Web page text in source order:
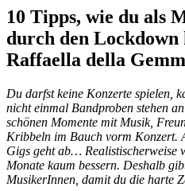
10 Tipps, wie du als
durch den Lockdown
Raffaella della
Du darfst keine Konzerte spielen,
nicht einmal Bandproben stehen
schönen Momente mit Musik,
Kribbeln im Bauch vorm Konzert.
Gigs geht ab… Realistischerweise
Monate kaum bessern. Deshalb
MusikerInnen, damit du die harte